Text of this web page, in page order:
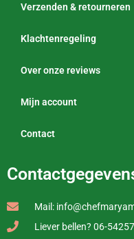
Verzenden & retourneren
Klachtenregeling
Over onze reviews
Mijn account
Contact
Mail:
Liever bellen? 06-